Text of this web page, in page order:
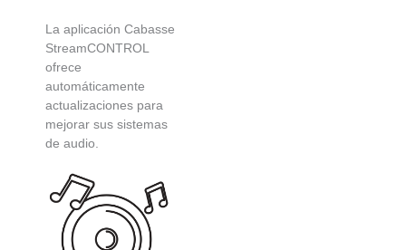
La aplicación Cabasse
StreamCONTROL
ofrece
automáticamente
actualizaciones para
mejorar sus sistemas
de audio.